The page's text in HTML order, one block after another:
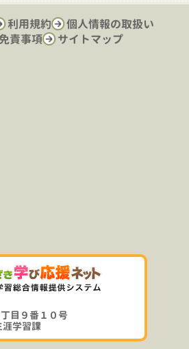
利用規約
個人情報の取扱い
責事項
サイトマップ
目９番１０号
涯学習課